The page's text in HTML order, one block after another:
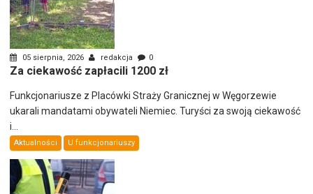
05 sierpnia, 2026 redakcja 0
Za ciekawość zapłacili 1200 zł
Funkcjonariusze z Placówki Straży Granicznej w Węgorzewie
ukarali mandatami obywateli Niemiec. Turyści za swoją ciekawość
i...
Aktualności U funkcjonariuszy